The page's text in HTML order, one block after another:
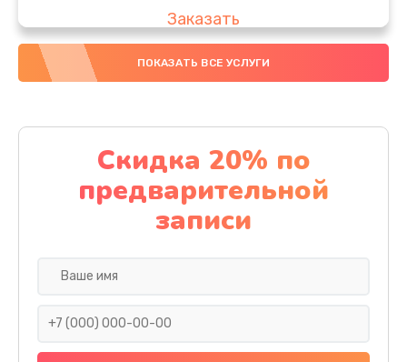
Заказать
Ремонт / замена платы управления
Заказать
Ремонт платы питания
1900 руб.
Заказать
Замена дисплея (экрана)
ПОКАЗАТЬ ВСЕ УСЛУГИ
Скидка 20% по
предварительной
записи